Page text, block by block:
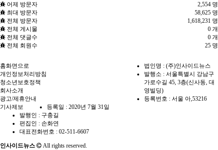
어제 방문자
2,554 명
최대 방문자
58,625 명
전체 방문자
1,618,231 명
전체 게시물
0 개
전체 댓글수
0 개
전체 회원수
25 명
홈화면으로
개인정보처리방침
청소년보호정책
회사소개
광고/제휴안내
기사제보
법인명 : (주)인사이드뉴스
발행소 : 서울특별시 강남구
가로수길 45, 3층(신사동, 대
영빌딩)
등록번호 : 서울 아,53216
등록일 : 2020년 7월 31일
발행인 : 구충길
편집인 : 손화연
대표전화번호 : 02-511-6607
인사이드뉴스 All rights reserved.